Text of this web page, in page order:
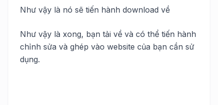
Như vậy là nó sẽ tiến hành download về
Như vậy là xong, bạn tải về và có thể tiến hành
chỉnh sửa và ghép vào website của bạn cần sử
dụng.